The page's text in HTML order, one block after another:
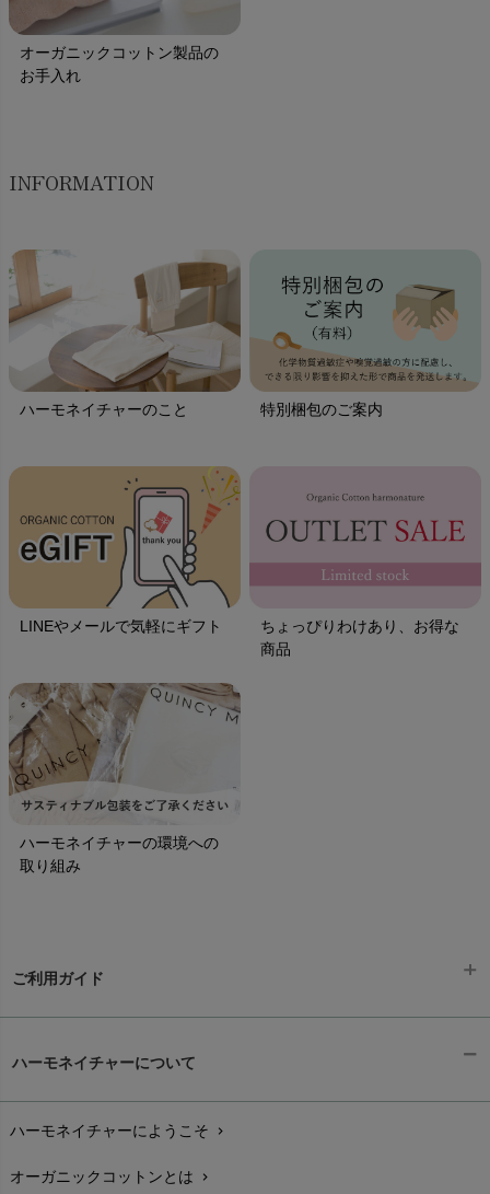
オーガニックコットン製品の
お手入れ
INFORMATION
ハーモネイチャーのこと 特別梱包のご案内
LINEやメールで気軽にギフト
ちょっぴりわけあり、お得な
商品
ハーモネイチャーの環境への
取り組み
ご利用ガイド
配送と送料chevron_right
在庫状況と発送予定chevron_right
ハーモネイチャーについて
ハーモネイチャーにようこそ chevron_right
オーガニックコットンとは chevron_right